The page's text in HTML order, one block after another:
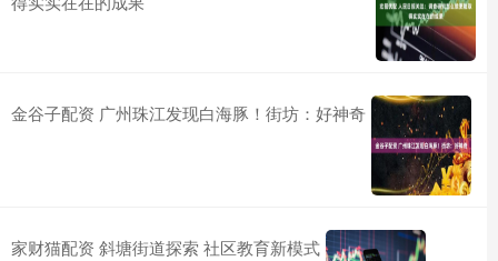
金谷子配资 广州珠江发现白海豚！街坊：好神奇
家财猫配资 斜塘街道探索 社区教育新模式